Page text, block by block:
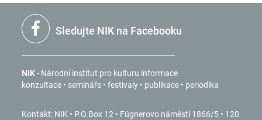
Sledujte NIK na Facebooku
NIK- Národní institut pro kulturu informace
konzultace • semináře • festivaly • publikace • periodika
Kontakt: NIK • P.O.Box 12 • Fügnerovo náměstí 1866/5 • 120